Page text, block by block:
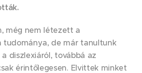
még nem létezett a
tudománya, de már tanultunk
diszlexiáról, továbbá az
érintőlegesen. Elvittek minket